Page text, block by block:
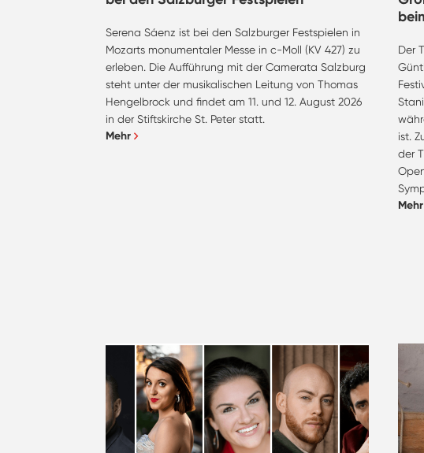
Serena Sáenz ist bei den Salzburger Festspielen in
Mozarts monumentaler Messe in c-Moll (KV 427) zu
erleben. Die Aufführung mit der Camerata Salzburg
steht unter der musikalischen Leitung von Thomas
Hengelbrock und findet am 11. und 12. August 2026
in der Stiftskirche St. Peter statt.
Mehr
Der
ist.
der